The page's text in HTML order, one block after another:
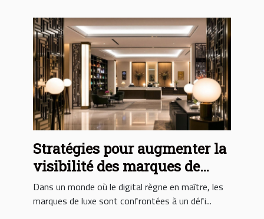
Stratégies pour augmenter la
visibilité des marques de
luxe sur les réseaux sociaux
chinois
Dans un monde où le digital règne en maître, les
marques de luxe sont confrontées à un défi...